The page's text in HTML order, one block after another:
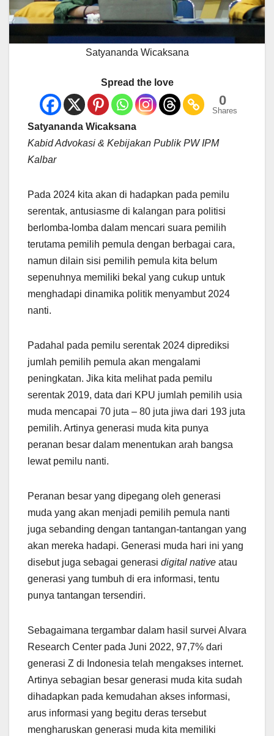
Satyananda Wicaksana
Spread the love
0
Shares
Satyananda Wicaksana
Kabid Advokasi & Kebijakan Publik PW IPM
Kalbar
Pada 2024 kita akan di hadapkan pada pemilu
serentak, antusiasme di kalangan para politisi
berlomba-lomba dalam mencari suara pemilih
terutama pemilih pemula dengan berbagai cara,
namun dilain sisi pemilih pemula kita belum
sepenuhnya memiliki bekal yang cukup untuk
menghadapi dinamika politik menyambut 2024
nanti.
Padahal pada pemilu serentak 2024 diprediksi
jumlah pemilih pemula akan mengalami
peningkatan. Jika kita melihat pada pemilu
serentak 2019, data dari KPU jumlah pemilih usia
muda mencapai 70 juta – 80 juta jiwa dari 193 juta
pemilih. Artinya generasi muda kita punya
peranan besar dalam menentukan arah bangsa
lewat pemilu nanti.
Peranan besar yang dipegang oleh generasi
muda yang akan menjadi pemilih pemula nanti
juga sebanding dengan tantangan-tantangan yang
akan mereka hadapi. Generasi muda hari ini yang
disebut juga sebagai generasi digital native atau
generasi yang tumbuh di era informasi, tentu
punya tantangan tersendiri.
Sebagaimana tergambar dalam hasil survei Alvara
Research Center pada Juni 2022, 97,7% dari
generasi Z di Indonesia telah mengakses internet.
Artinya sebagian besar generasi muda kita sudah
dihadapkan pada kemudahan akses informasi,
arus informasi yang begitu deras tersebut
mengharuskan generasi muda kita memiliki